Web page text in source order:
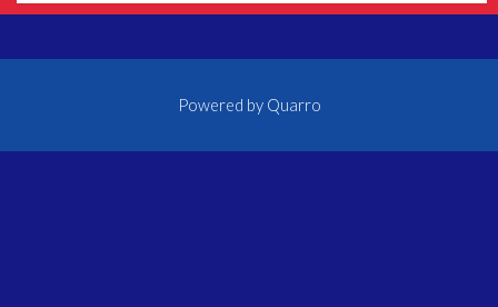
Powered by Quarro